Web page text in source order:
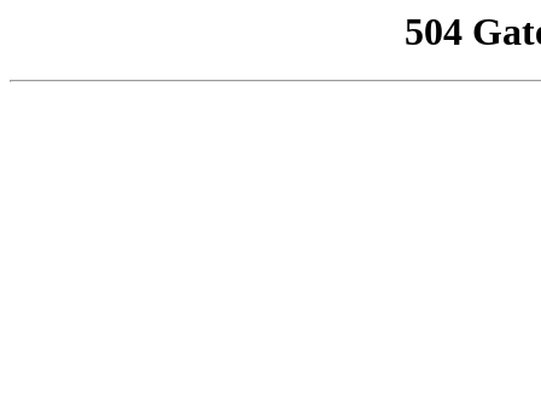
504